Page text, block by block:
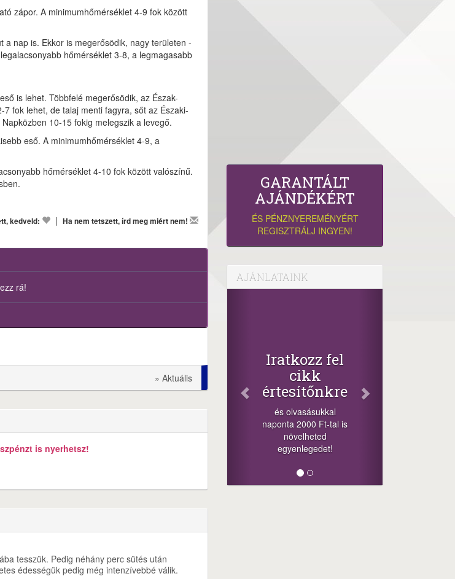
zápor. A minimumhőmérséklet 4-9 fok között
nap is. Ekkor is megerősödik, nagy területen -
hőmérséklet 3-8, a legmagasabb
is lehet. Többfelé megerősödik, az Észak-
fok lehet, de talaj menti fagyra, sőt az Északi-
10-15 fokig melegszik a levegő.
eső. A minimumhőmérséklet 4-9, a
hőmérséklet 4-10 fok között valószínű.
kedveld: | Ha nem tetszett, írd meg miért nem!
rá!
» Aktuális
is nyerhetsz!
tesszük. Pedig néhány perc sütés után
édességük pedig még intenzívebbé válik.
GARANTÁLT
AJÁNDÉKÉRT
ÉS PÉNZNYEREMÉNYÉRT
REGISZTRÁLJ INGYEN!
AJÁNLATAINK
Iratkozz fel
cikk
értesítőnkre
és olvasásukkal
naponta 2000 Ft-tal is
növelheted
egyenlegedet!